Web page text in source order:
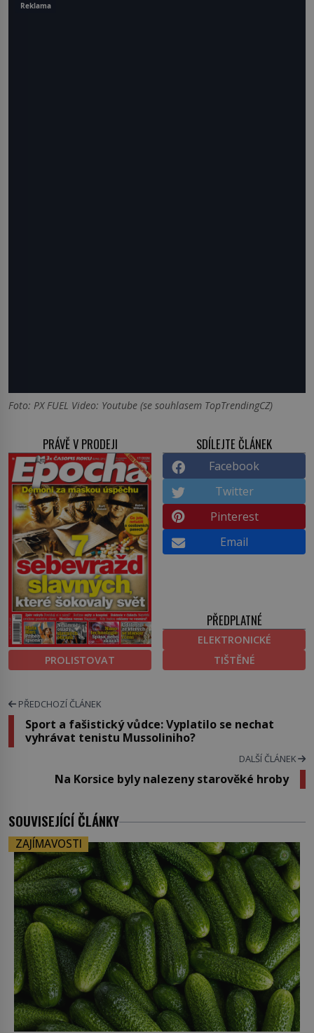
Foto: PX FUEL Video: Youtube (se souhlasem TopTrendingCZ)
PRÁVĚ V PRODEJI
PROLISTOVAT
SDÍLEJTE ČLÁNEK
Facebook
Twitter
Pinterest
Email
PŘEDPLATNÉ
ELEKTRONICKÉ
TIŠTĚNÉ
PŘEDCHOZÍ ČLÁNEK
Sport a fašistický vůdce: Vyplatilo se nechat
vyhrávat tenistu Mussoliniho?
DALŠÍ ČLÁNEK
Na Korsice byly nalezeny starověké hroby
SOUVISEJÍCÍ ČLÁNKY
ZAJÍMAVOSTI
Reklama